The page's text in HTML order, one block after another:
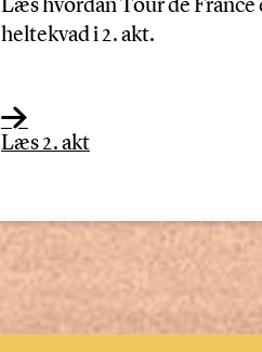
Læs hvordan Tour de
heltekvad i 2. akt.
Læs 2. akt